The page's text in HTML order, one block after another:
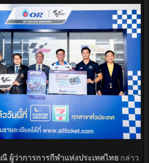
ผู้ว่าการการกีฬาแห่งประเทศไทย กล่าว